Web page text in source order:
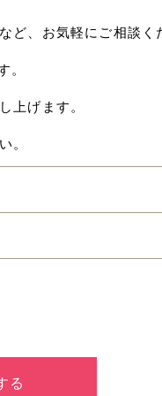
ど、お気軽にご相談く
。
上げます。
。
る